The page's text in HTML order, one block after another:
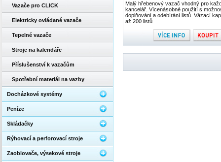
Malý hřebenový vazač vhodný pro
kancelář. Vícenásobné použití s
doplňování a odebírání listů. Vázací
až 200 listů
Vazače pro CLICK
Elektricky ovládané vazače
Tepelné vazače
Stroje na kalendáře
Příslušenství k vazačům
Spotřební materiál na vazby
Docházkové systémy
Peníze
Skládačky
Rýhovací a perforovací stroje
Zaoblovače, výsekové stroje